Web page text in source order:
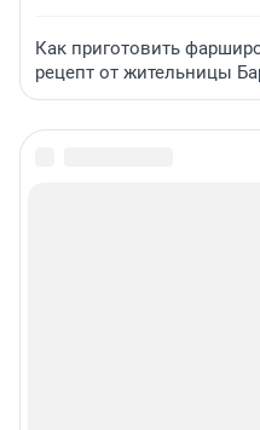
Как приготовить
рецепт от жительницы